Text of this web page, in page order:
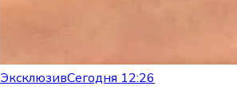
ЭксклюзивСегодня 12:26